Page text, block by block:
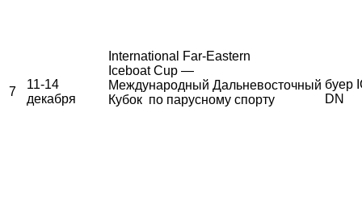
7
11-14
декабря
International Far-Eastern
Iceboat Cup —
Международный Дальневосточный
Кубок по парусному спорту
буер
DN